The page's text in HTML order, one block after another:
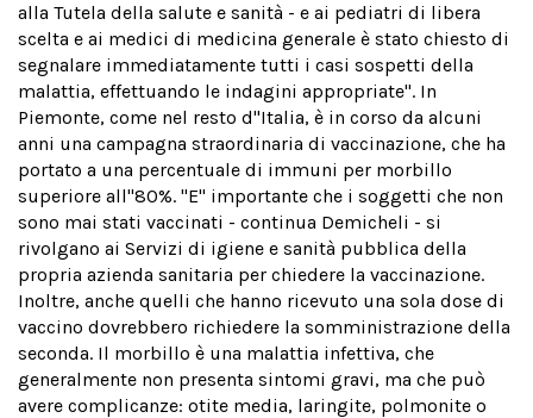
alla Tutela della salute e sanità - e ai pediatri di libera
scelta e ai medici di medicina generale è stato chiesto di
segnalare immediatamente tutti i casi sospetti della
malattia, effettuando le indagini appropriate". In
Piemonte, come nel resto d''Italia, è in corso da alcuni
anni una campagna straordinaria di vaccinazione, che ha
portato a una percentuale di immuni per morbillo
superiore all''80%. "E'' importante che i soggetti che non
sono mai stati vaccinati - continua Demicheli - si
rivolgano ai Servizi di igiene e sanità pubblica della
propria azienda sanitaria per chiedere la vaccinazione.
Inoltre, anche quelli che hanno ricevuto una sola dose di
vaccino dovrebbero richiedere la somministrazione della
seconda. Il morbillo è una malattia infettiva, che
generalmente non presenta sintomi gravi, ma che può
avere complicanze: otite media, laringite, polmonite o